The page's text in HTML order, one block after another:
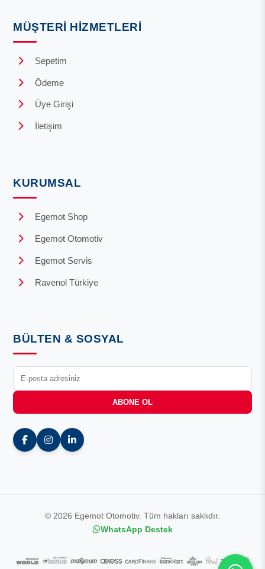
MÜŞTERI HIZMETLERI
Sepetim
Ödeme
Üye Girişi
İletişim
KURUMSAL
Egemot Shop
Egemot Otomotiv
Egemot Servis
Ravenol Türkiye
BÜLTEN & SOSYAL
ABONE OL
© 2026 Egemot Otomotiv. Tüm hakları saklıdır.
WhatsApp Destek